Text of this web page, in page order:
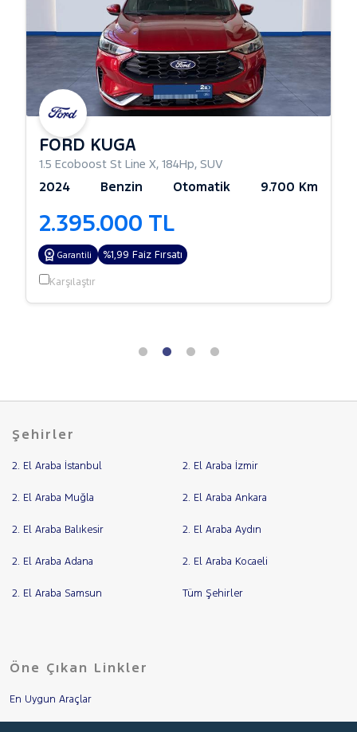
FORD KUGA
1.5 Ecoboost St Line X, 184Hp, SUV
2024 Benzin Otomatik 9.700 Km
2.395.000 TL
Garantili %1,99 Faiz Fırsatı
Karşılaştır
Şehirler
2. El Araba İstanbul 2. El Araba İzmir
2. El Araba Muğla 2. El Araba Ankara
2. El Araba Balıkesir 2. El Araba Aydın
2. El Araba Adana 2. El Araba Kocaeli
2. El Araba Samsun Tüm Şehirler
Öne Çıkan Linkler
En Uygun Araçlar